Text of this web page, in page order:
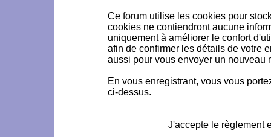
Ce forum utilise les cookies pour
cookies ne contiendront aucune
uniquement à améliorer le confort
afin de confirmer les détails de votre
aussi pour vous envoyer un nouveau
En vous enregistrant, vous vous
ci-dessus.
J'accepte le règlement